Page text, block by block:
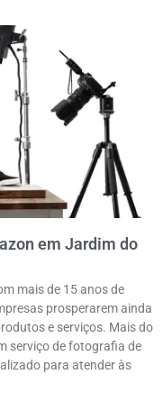
em Jardim do
mais de 15 anos de
prosperarem ainda
e serviços. Mais do
serviço de fotografia de
para atender às